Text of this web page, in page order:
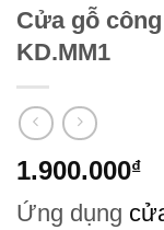
Cửa gỗ
KD.MM1
1.900.000₫
Ứng dụng